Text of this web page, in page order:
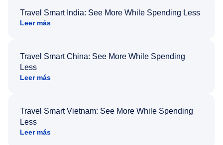
Travel Smart India: See More While Spending Less
Leer más
Travel Smart China: See More While Spending
Less
Leer más
Travel Smart Vietnam: See More While Spending
Less
Leer más